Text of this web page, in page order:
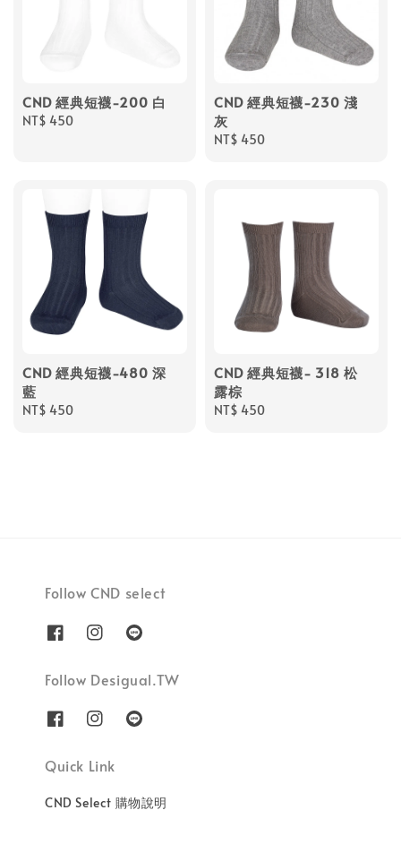
CND 經典短襪-200 白
Regular
NT$ 450
CND 經典短襪-230 淺
灰
Regular
NT$ 450
CND 經典短襪-480 深
藍
Regular
NT$ 450
CND 經典短襪- 318 松
露棕
Regular
NT$ 450
Follow CND select
Follow Desigual.TW
Quick Link
CND Select 購物說明